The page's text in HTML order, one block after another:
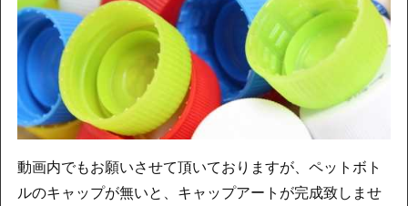
動画内でもお願いさせて頂いておりますが、ペットボト
ルのキャップが無いと、キャップアートが完成致しませ